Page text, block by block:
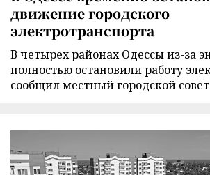
движение городского
электротранспорта
В четырех районах Одессы из-за
полностью остановили работу
сообщил местный городской